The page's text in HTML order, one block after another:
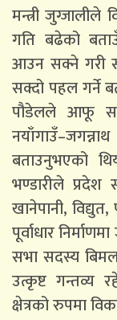
मन्त्री
गति बढेको
आउन सक्ने गरी
सक्दो पहल गर्ने
पौडेलले आफू
बताउनुभएको
भण्डारीले प्रदेश
खानेपानी,
पूर्वाधार
सभा सदस्य
उत्कृष्ट गन्तव्य
क्षेत्रको रुपमा